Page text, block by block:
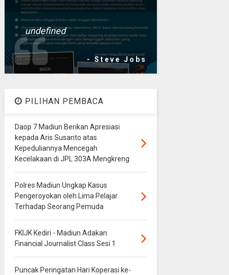
undefined
- Steve Jobs
PILIHAN PEMBACA
Daop 7 Madiun Berikan Apresiasi
kepada Aris Susanto atas
Kepeduliannya Mencegah
Kecelakaan di JPL 303A Mengkreng
Polres Madiun Ungkap Kasus
Pengeroyokan oleh Lima Pelajar
Terhadap Seorang Pemuda
FKIJK Kediri - Madiun Adakan
Financial Journalist Class Sesi 1
Puncak Peringatan Hari Koperasi ke-